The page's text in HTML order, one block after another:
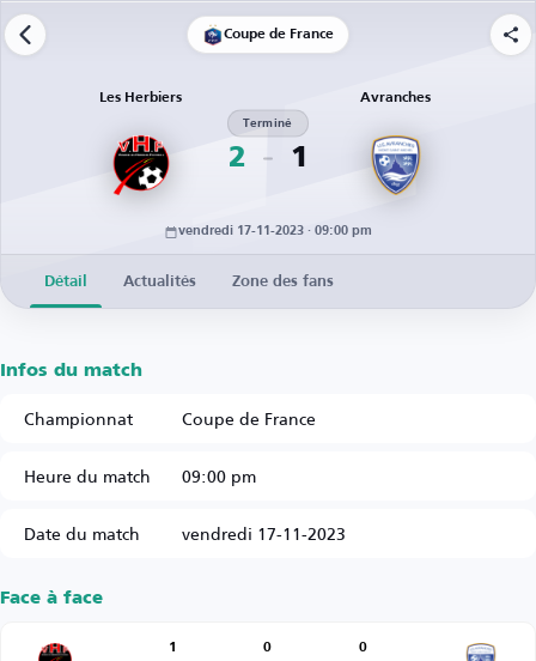
Coupe de France
Les Herbiers
2
Terminé
1
Avranches
vendredi 17-11-2023 · 09:00 pm
Détail Actualités Zone des fans
Infos du match
Championnat
Coupe de France
Heure du match
09:00 pm
Date du match
vendredi 17-11-2023
Face à face
1
0
0